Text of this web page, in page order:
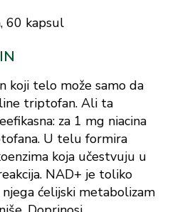
koji telo može samo da
triptofan. Ali ta
za 1 mg niacina
U telu formira
koja učestvuju u
NAD+ je toliko
ćelijski metabolizam